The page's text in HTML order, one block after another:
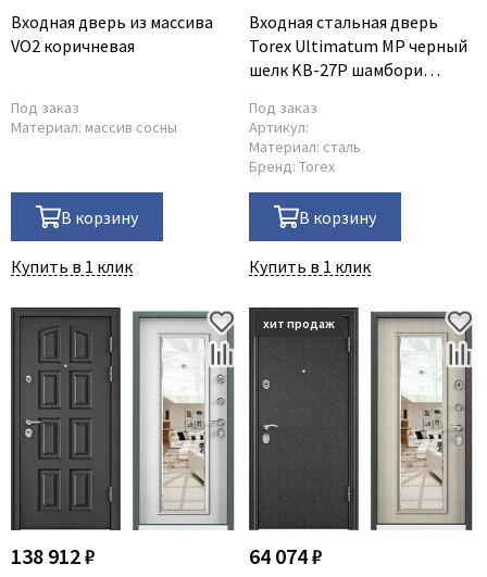
Входная дверь из массива
VO2 коричневая
Под заказ
Материал: массив сосны
В корзину
Купить в 1 клик
Входная стальная дверь
Torex Ultimatum MP черный
шелк KB-27P шамбори
Под заказ
Артикул:
Материал: сталь
Бренд: Torex
В корзину
Купить в 1 клик
138 912 ₽ 64 074 ₽